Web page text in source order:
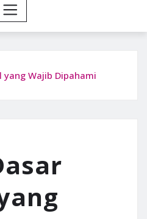
Wajib Dipahami